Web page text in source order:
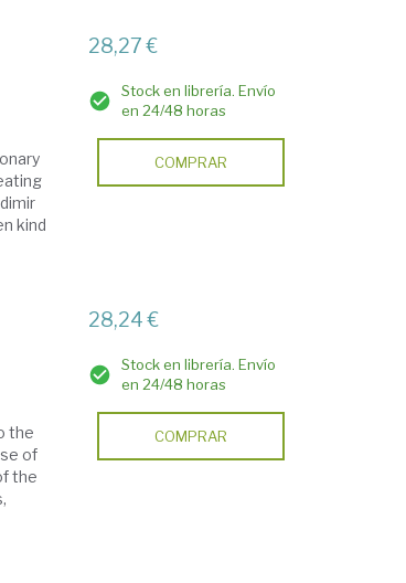
kind
28,27 €
Stock en librería. Envío
en 24/48 horas
COMPRAR
the
of
the
28,24 €
Stock en librería. Envío
en 24/48 horas
COMPRAR